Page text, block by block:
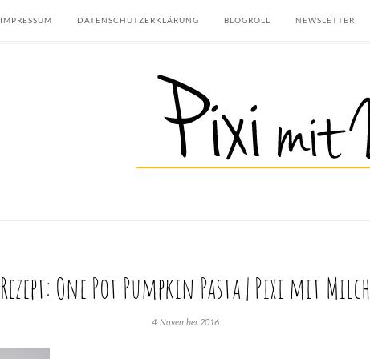
IMPRESSUM DATENSCHUTZERKLÄRUNG BLOGROLL NEWSLETTER
Rezept: One Pot Pumpkin Pasta | Pixi mit Milch
4. November 2016